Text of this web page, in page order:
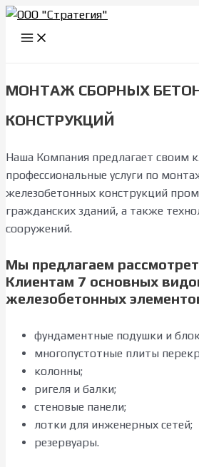
Перейти
Main
Menu
МОНТАЖ СБОРНЫХ
КОНСТРУКЦИЙ
Наша Компания предлагает своим
профессиональные услуги по
железобетонных конструкций
гражданских зданий, а также
сооружений.
Мы предлагаем
Клиентам 7 основных
железобетонных
фундаментные подушки и
многопустотные плиты
колонны;
ригеля и балки;
стеновые панели;
лотки для инженерных сетей;
резервуары.